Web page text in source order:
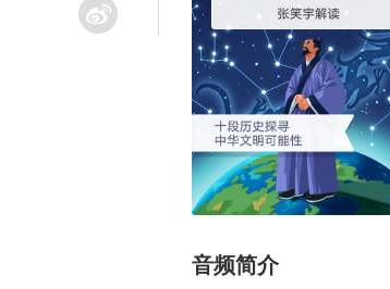
音频简介